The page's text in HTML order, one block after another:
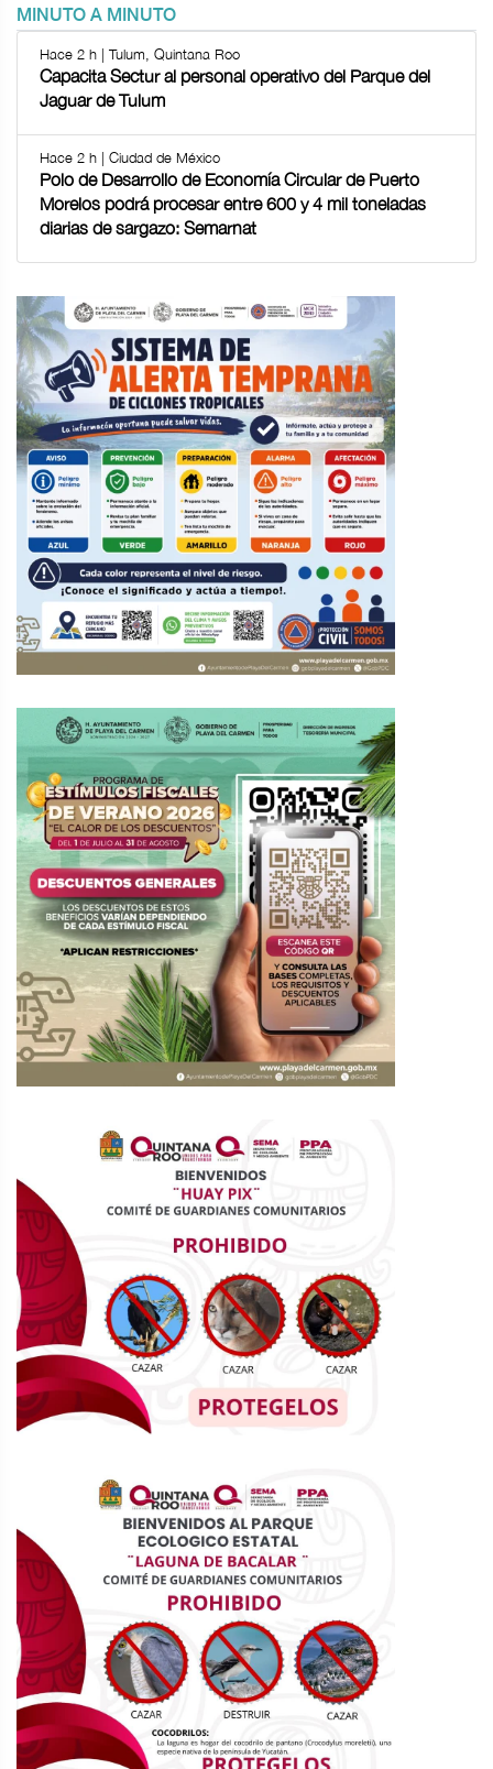
MINUTO A MINUTO
Hace 2 h | Tulum, Quintana Roo
Capacita Sectur al personal operativo del Parque del
Jaguar de Tulum
Hace 2 h | Ciudad de México
Polo de Desarrollo de Economía Circular de Puerto
Morelos podrá procesar entre 600 y 4 mil toneladas
diarias de sargazo: Semarnat